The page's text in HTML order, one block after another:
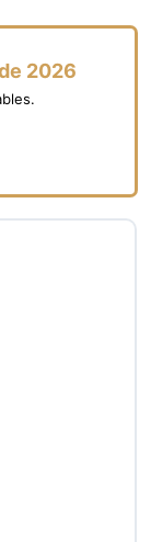
2026